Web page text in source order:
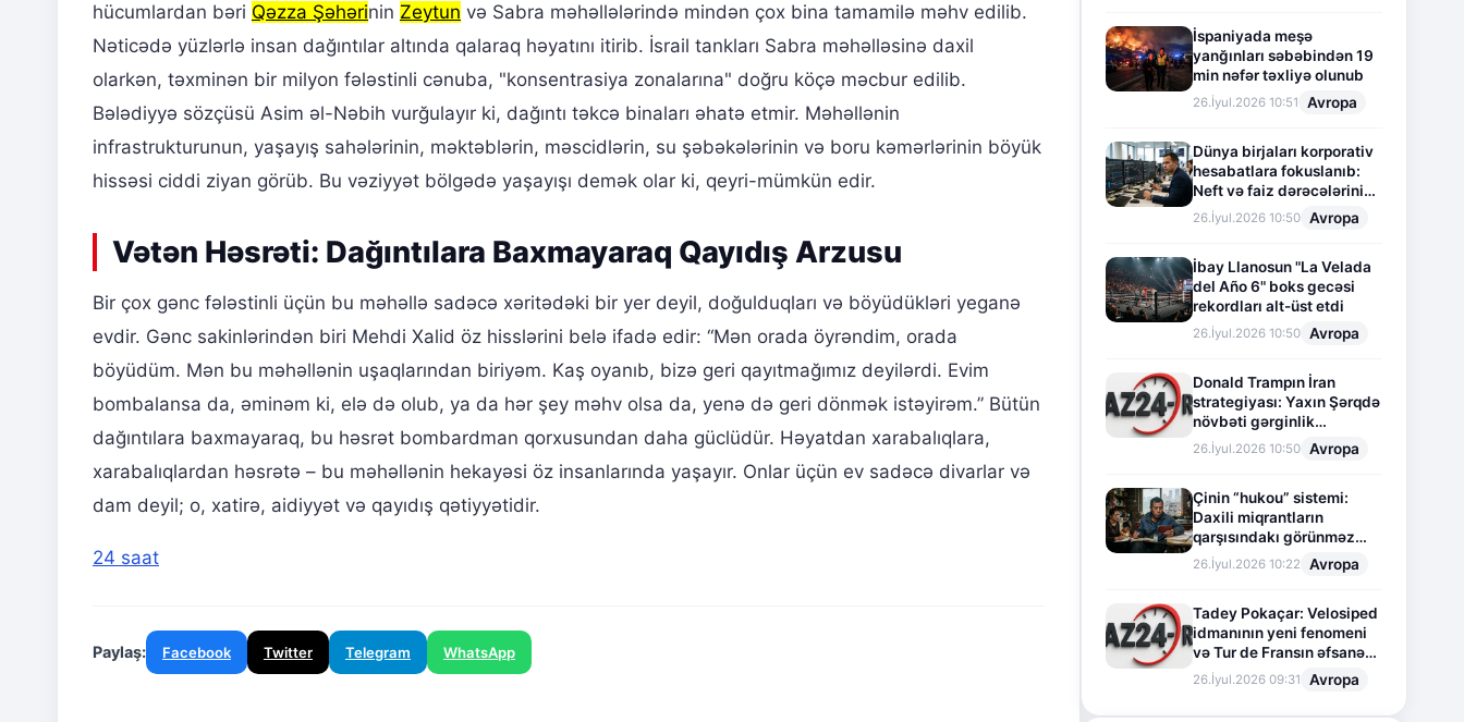
hücumlardan bəri Qəzza Şəhərinin Zeytun və Sabra məhəllələrində mindən çox bina tamamilə məhv edilib.
Nəticədə yüzlərlə insan dağıntılar altında qalaraq həyatını itirib. İsrail tankları Sabra məhəlləsinə daxil
olarkən, təxminən bir milyon fələstinli cənuba, "konsentrasiya zonalarına" doğru köçə məcbur edilib.
Bələdiyyə sözçüsü Asim əl-Nəbih vurğulayır ki, dağıntı təkcə binaları əhatə etmir. Məhəllənin
infrastrukturunun, yaşayış sahələrinin, məktəblərin, məscidlərin, su şəbəkələrinin və boru kəmərlərinin böyük
hissəsi ciddi ziyan görüb. Bu vəziyyət bölgədə yaşayışı demək olar ki, qeyri-mümkün edir.
Vətən Həsrəti: Dağıntılara Baxmayaraq Qayıdış Arzusu
Bir çox gənc fələstinli üçün bu məhəllə sadəcə xəritədəki bir yer deyil, doğulduqları və böyüdükləri yeganə
evdir. Gənc sakinlərindən biri Mehdi Xalid öz hisslərini belə ifadə edir: “Mən orada öyrəndim, orada
böyüdüm. Mən bu məhəllənin uşaqlarından biriyəm. Kaş oyanıb, bizə geri qayıtmağımız deyilərdi. Evim
bombalansa da, əminəm ki, elə də olub, ya da hər şey məhv olsa da, yenə də geri dönmək istəyirəm.” Bütün
dağıntılara baxmayaraq, bu həsrət bombardman qorxusundan daha güclüdür. Həyatdan xarabalıqlara,
xarabalıqlardan həsrətə – bu məhəllənin hekayəsi öz insanlarında yaşayır. Onlar üçün ev sadəcə divarlar və
dam deyil; o, xatirə, aidiyyət və qayıdış qətiyyətidir.
24 saat
Paylaş: Facebook Twitter Telegram WhatsApp
İspaniyada meşə
yanğınları səbəbindən 19
min nəfər təxliyə olunub
26.İyul.2026 10:51 Avropa
Dünya birjaları korporativ
hesabatlara fokuslanıb:
Neft və faiz dərəcələrinin
təsiri altında cari vəziyyət
26.İyul.2026 10:50 Avropa
İbay Llanosun "La Velada
del Año 6" boks gecəsi
rekordları alt-üst etdi
26.İyul.2026 10:50 Avropa
Donald Trampın İran
strategiyası: Yaxın Şərqdə
növbəti gərginlik
mərhələsi
26.İyul.2026 10:50 Avropa
Çinin “hukou” sistemi:
Daxili miqrantların
qarşısındakı görünməz
sədd
26.İyul.2026 10:22 Avropa
Tadey Pokaçar: Velosiped
idmanının yeni fenomeni
və Tur de Fransın əfsanəvi
səhifəsi
26.İyul.2026 09:31 Avropa